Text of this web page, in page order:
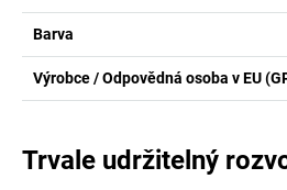
Barva
Výrobce / Odpovědná osoba v EU
Trvale udržitelný